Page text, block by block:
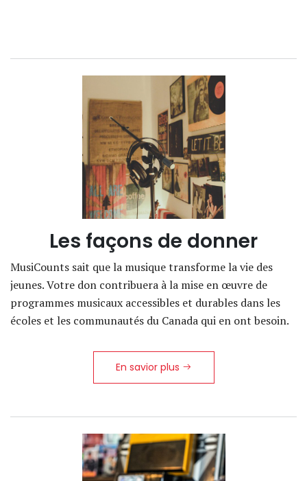
Les façons de donner
MusiCounts sait que la musique transforme la vie des
jeunes. Votre don contribuera à la mise en œuvre de
programmes musicaux accessibles et durables dans les
écoles et les communautés du Canada qui en ont besoin.
En savior plus